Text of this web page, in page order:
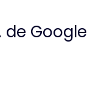
Google